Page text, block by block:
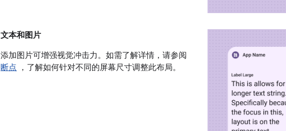
文本和图片
添加图片可增强视觉冲击力。如需了解详情，请参阅
断点 ，了解如何针对不同的屏幕尺寸调整此布局。